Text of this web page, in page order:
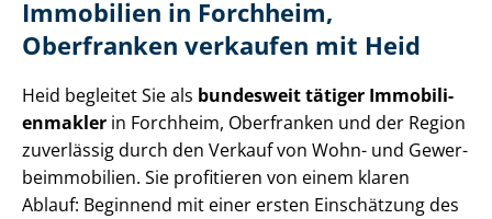
Immobilien in Forchheim,
Oberfranken verkaufen mit Heid
Heid begleitet Sie als bundesweit tätiger Im­mo­bi­li­
en­mak­ler in Forchheim, Oberfranken und der Region
zuverlässig durch den Verkauf von Wohn- und Ge­wer­
be­im­mo­bi­li­en. Sie profitieren von einem klaren
Ablauf: Beginnend mit einer ersten Einschätzung des